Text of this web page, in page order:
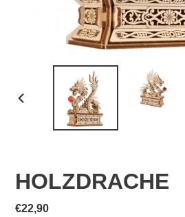
VORHERIGER
HOLZDRACHE
Normaler
€22,90